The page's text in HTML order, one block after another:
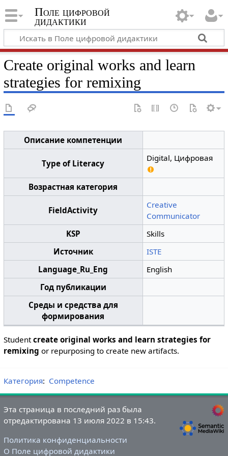
Поле цифровой
дидактики
Create original works and learn
strategies for remixing
Описание компетенции
Type of Literacy
Digital, Цифровая
Возрастная категория
FieldActivity
Creative
Communicator
KSP
Skills
Источник
ISTE
Language_Ru_Eng
English
Год публикации
Среды и средства для
формирования
Studentcreate original works and learn strategies for
remixing or repurposing to create new artifacts.
Категория: Competence
Эта страница в последний раз была
отредактирована 13 июля 2022 в 15:43.
Политика конфиденциальности
О Поле цифровой дидактики